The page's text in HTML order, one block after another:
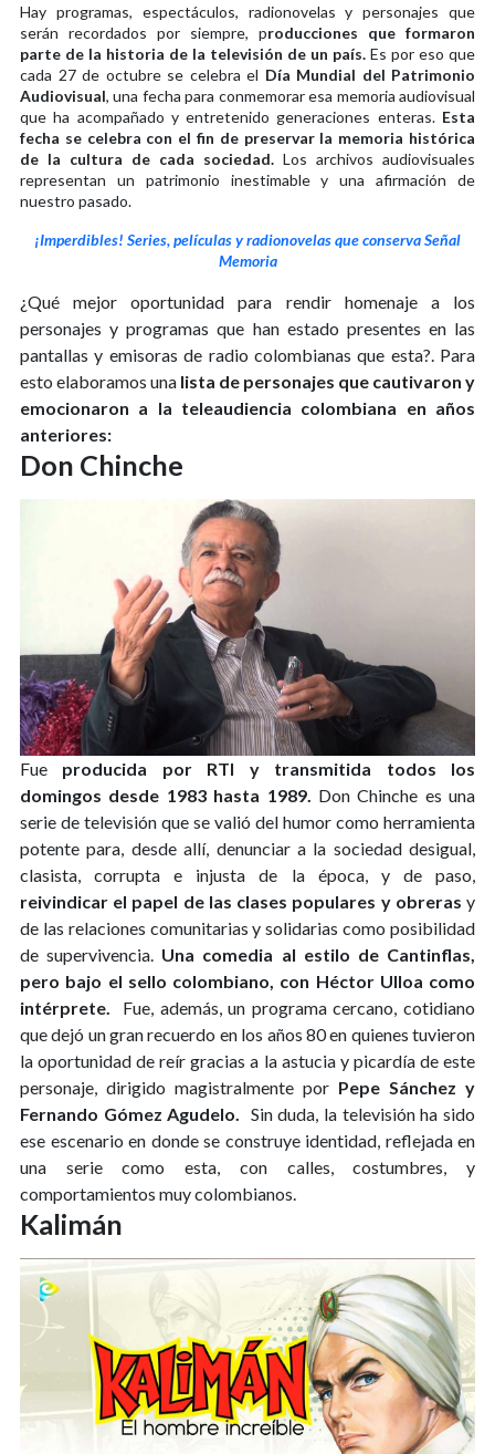
Hay programas, espectáculos, radionovelas y personajes que
serán recordados por siempre, producciones que formaron
parte de la historia de la televisión de un país. Es por eso que
cada 27 de octubre se celebra el Día Mundial del Patrimonio
Audiovisual, una fecha para conmemorar esa memoria audiovisual
que ha acompañado y entretenido generaciones enteras. Esta
fecha se celebra con el fin de preservar la memoria histórica
de la cultura de cada sociedad. Los archivos audiovisuales
representan un patrimonio inestimable y una afirmación de
nuestro pasado.
¡Imperdibles! Series, películas y radionovelas que conserva Señal
Memoria
¿Qué mejor oportunidad para rendir homenaje a los
personajes y programas que han estado presentes en las
pantallas y emisoras de radio colombianas que esta?. Para
esto elaboramos una lista de personajes que cautivaron y
emocionaron a la teleaudiencia colombiana en años
anteriores:
Don Chinche
Fue producida por RTI y transmitida todos los
domingos desde 1983 hasta 1989. Don Chinche es una
serie de televisión que se valió del humor como herramienta
potente para, desde allí, denunciar a la sociedad desigual,
clasista, corrupta e injusta de la época, y de paso,
reivindicar el papel de las clases populares y obreras y
de las relaciones comunitarias y solidarias como posibilidad
de supervivencia. Una comedia al estilo de Cantinflas,
pero bajo el sello colombiano, con Héctor Ulloa como
intérprete.
Fue, además, un programa cercano, cotidiano
que dejó un gran recuerdo en los años 80 en quienes tuvieron
la oportunidad de reír gracias a la astucia y picardía de este
personaje, dirigido magistralmente por Pepe Sánchez y
Fernando Gómez Agudelo. Sin duda, la televisión ha sido
ese escenario en donde se construye identidad, reflejada en
una serie como esta, con calles, costumbres, y
comportamientos muy colombianos.
Kalimán